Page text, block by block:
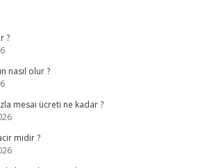
?
nasıl olur ?
mesai ücreti ne kadar ?
midir ?